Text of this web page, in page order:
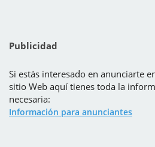
Publicidad
Si estás interesado en anunciarte
sitio Web aquí tienes toda la
necesaria:
Información para anunciantes